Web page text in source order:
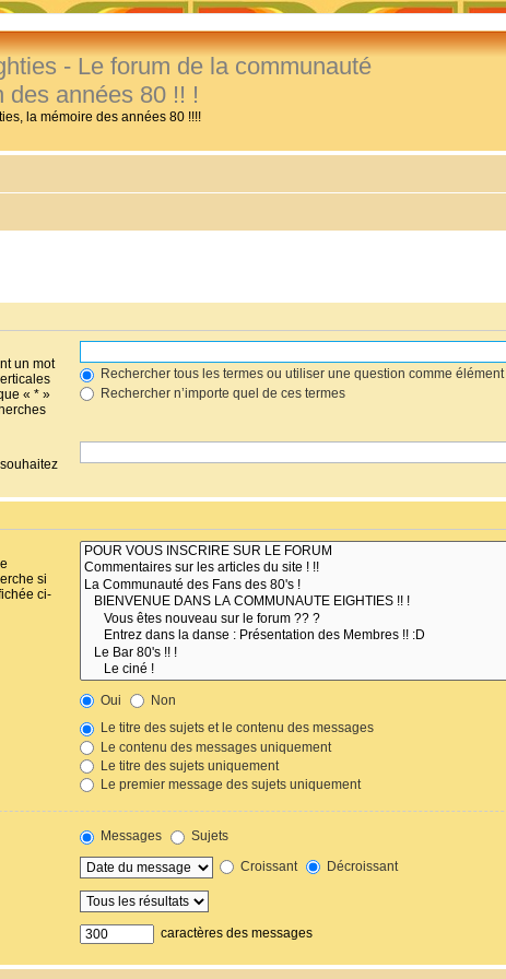
- Le forum de la communauté
des années 80 !! !
la mémoire des années 80 !!!!
un mot
« * »
Rechercher tous les termes ou utiliser une question comme élément
Rechercher n’importe quel de ces termes
si
ci-
Oui
Non
Le titre des sujets et le contenu des messages
Le contenu des messages uniquement
Le titre des sujets uniquement
Le premier message des sujets uniquement
Messages
Sujets
Croissant Décroissant
caractères des messages